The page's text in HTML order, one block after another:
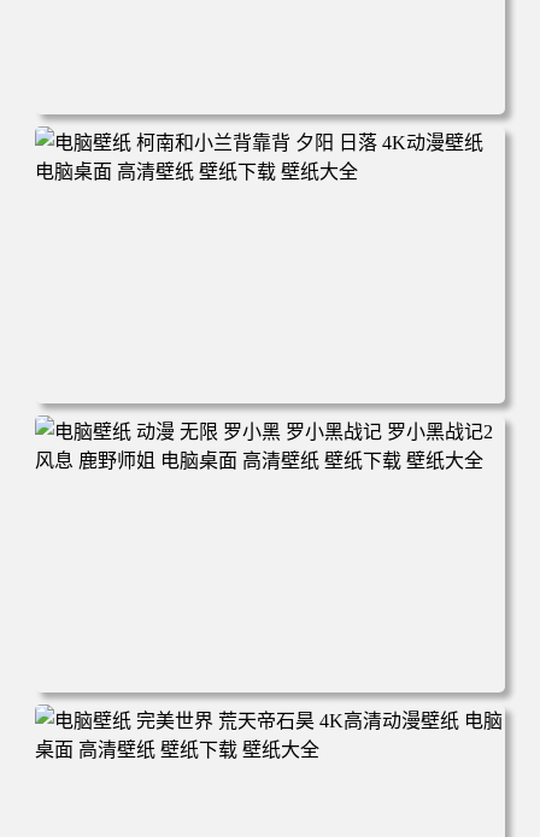
电脑壁纸 动漫 兔子朱迪 狐狸尼克 疯狂动物城 秋叶 秋天森
林 蓝天 4k壁纸 电脑桌面 高清壁纸 壁纸下载 壁纸大全
电脑壁纸 柯南和小兰背靠背 夕阳 日落 4K动漫壁纸 电脑桌
面 高清壁纸 壁纸下载 壁纸大全
电脑壁纸 动漫 无限 罗小黑 罗小黑战记 罗小黑战记2 风息
鹿野师姐 电脑桌面 高清壁纸 壁纸下载 壁纸大全